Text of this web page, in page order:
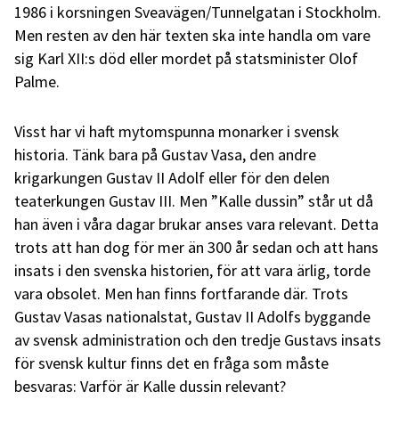
1986 i korsningen Sveavägen/Tunnelgatan i Stockholm.
Men resten av den här texten ska inte handla om vare
sig Karl XII:s död eller mordet på statsminister Olof
Palme.
Visst har vi haft mytomspunna monarker i svensk
historia. Tänk bara på Gustav Vasa, den andre
krigarkungen Gustav II Adolf eller för den delen
teaterkungen Gustav III. Men ”Kalle dussin” står ut då
han även i våra dagar brukar anses vara relevant. Detta
trots att han dog för mer än 300 år sedan och att hans
insats i den svenska historien, för att vara ärlig, torde
vara obsolet. Men han finns fortfarande där. Trots
Gustav Vasas nationalstat, Gustav II Adolfs byggande
av svensk administration och den tredje Gustavs insats
för svensk kultur finns det en fråga som måste
besvaras: Varför är Kalle dussin relevant?